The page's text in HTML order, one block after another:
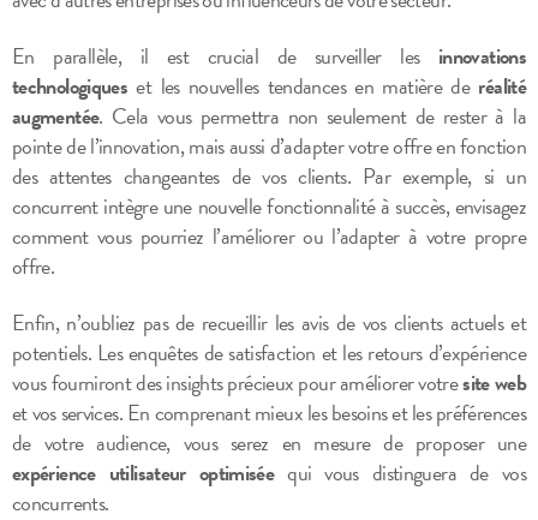
En parallèle, il est crucial de surveiller les innovations
technologiques et les nouvelles tendances en matière de réalité
augmentée. Cela vous permettra non seulement de rester à la
pointe de l’innovation, mais aussi d’adapter votre offre en fonction
des attentes changeantes de vos clients. Par exemple, si un
concurrent intègre une nouvelle fonctionnalité à succès, envisagez
comment vous pourriez l’améliorer ou l’adapter à votre propre
offre.
Enfin, n’oubliez pas de recueillir les avis de vos clients actuels et
potentiels. Les enquêtes de satisfaction et les retours d’expérience
vous fourniront des insights précieux pour améliorer votresite web
et vos services. En comprenant mieux les besoins et les préférences
de votre audience, vous serez en mesure de proposer une
expérience utilisateur optimiséequi vous distinguera de vos
concurrents.